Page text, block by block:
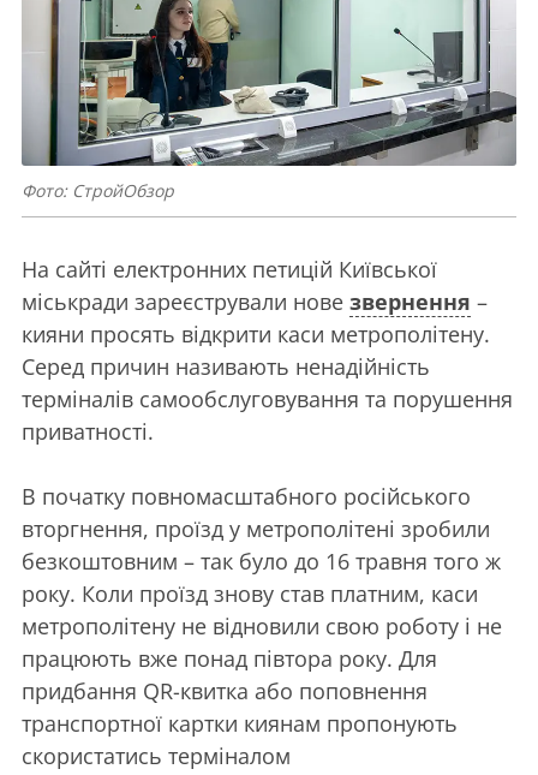
Фото: СтройОбзор
На сайті електронних петицій Київської
міськради зареєстрували нове звернення –
кияни просять відкрити каси метрополітену.
Серед причин називають ненадійність
терміналів самообслуговування та порушення
приватності.
В початку повномасштабного російського
вторгнення, проїзд у метрополітені зробили
безкоштовним – так було до 16 травня того ж
року. Коли проїзд знову став платним, каси
метрополітену не відновили свою роботу і не
працюють вже понад півтора року. Для
придбання QR-квитка або поповнення
транспортної картки киянам пропонують
скористатись терміналом